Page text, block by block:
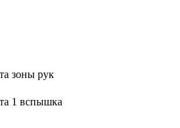
зоны рук
1 вспышка